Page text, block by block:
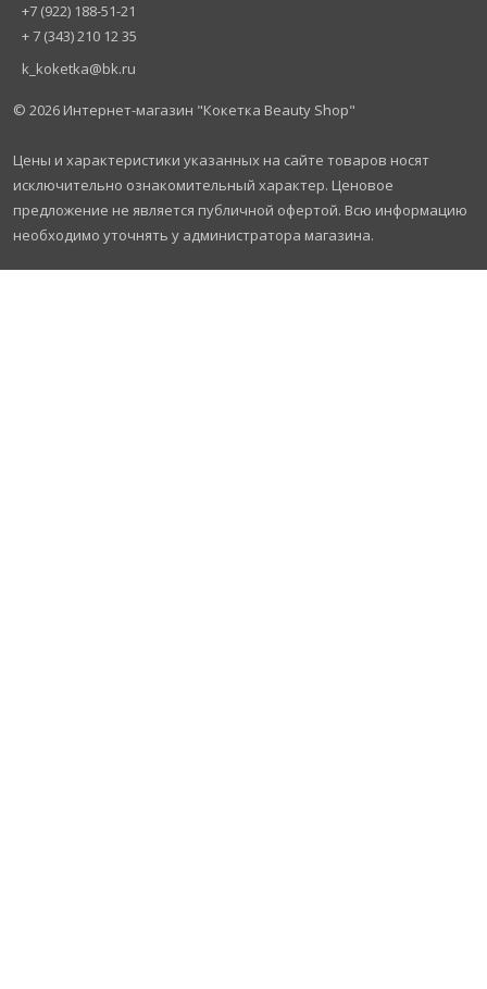
+7 (922) 188-51-21
+ 7 (343) 210 12 35
k_koketka@bk.ru
© 2026 Интернет-магазин "Кокетка Beauty Shop"
Цены и характеристики указанных на сайте товаров носят
исключительно ознакомительный характер. Ценовое
предложение не является публичной офертой. Всю информацию
необходимо уточнять у администратора магазина.